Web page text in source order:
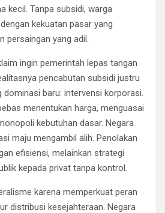
kecil. Tanpa subsidi, warga
kekuatan pasar yang
persaingan yang adil.
ingin pemerintah lepas tangan
pencabutan subsidi justru
dominasi baru: intervensi korporasi.
menentukan harga, menguasai
kebutuhan dasar. Negara
maju mengambil alih. Penolakan
efisiensi, melainkan strategi
kepada privat tanpa kontrol.
karena memperkuat peran
distribusi kesejahteraan. Negara